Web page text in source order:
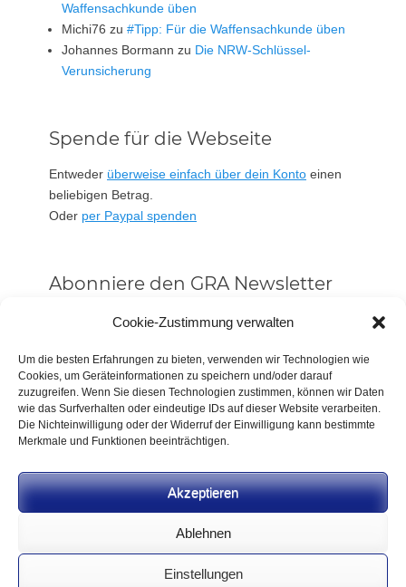
Cookie-Zustimmung verwalten
Um die besten Erfahrungen zu bieten, verwenden wir Technologien wie
Cookies, um Geräteinformationen zu speichern und/oder darauf
zuzugreifen. Wenn Sie diesen Technologien zustimmen, können wir Daten
wie das Surfverhalten oder eindeutige IDs auf dieser Website verarbeiten.
Die Nichteinwilligung oder der Widerruf der Einwilligung kann bestimmte
Merkmale und Funktionen beeinträchtigen.
Akzeptieren
Ablehnen
Einstellungen
Waffensachkunde üben
Michi76 zu #Tipp: Für die Waffensachkunde üben
Johannes Bormann zu Die NRW-Schlüssel-
Verunsicherung
Spende für die Webseite
Entweder überweise einfach über dein Konto einen
beliebigen Betrag.
Oder per Paypal spenden
Abonniere den GRA Newsletter
Vorname oder ganzer Name
Email
Alle Neuigkeiten sofort
Datenschutzerklärung.